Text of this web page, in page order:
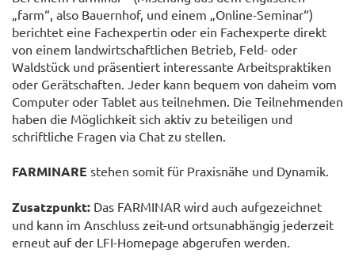
„farm“, also Bauernhof, und einem „Online-Seminar“)
berichtet eine Fachexpertin oder ein Fachexperte direkt
von einem landwirtschaftlichen Betrieb, Feld- oder
Waldstück und präsentiert interessante Arbeitspraktiken
oder Gerätschaften. Jeder kann bequem von daheim vom
Computer oder Tablet aus teilnehmen. Die Teilnehmenden
haben die Möglichkeit sich aktiv zu beteiligen und
schriftliche Fragen via Chat zu stellen.
FARMINARE stehen somit für Praxisnähe und Dynamik.
Zusatzpunkt: Das FARMINAR wird auch aufgezeichnet
und kann im Anschluss zeit-und ortsunabhängig jederzeit
erneut auf der LFI-Homepage abgerufen werden.